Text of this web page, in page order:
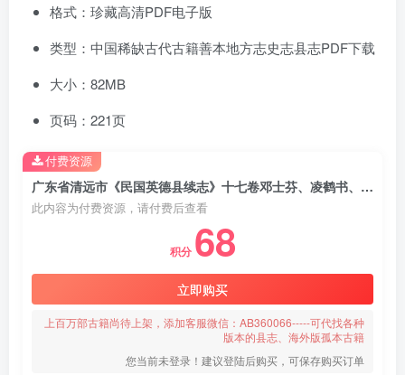
格式：珍藏高清PDF电子版
类型：中国稀缺古代古籍善本地方志史志县志PDF下载
大小：82MB
页码：221页
广东省清远市《民国英德县续志》十七卷邓士芬、凌鹤书、黄佛颐纂高清PDF电子版下载
此内容为付费资源，请付费后查看
积分 68
立即购买
上百万部古籍尚待上架，添加客服微信：AB360066-----可代找各种
版本的县志、海外版孤本古籍
您当前未登录！建议登陆后购买，可保存购买订单
付费资源